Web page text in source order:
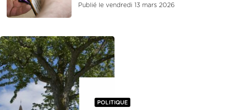
Publié le vendredi 13 mars 2026
POLITIQUE